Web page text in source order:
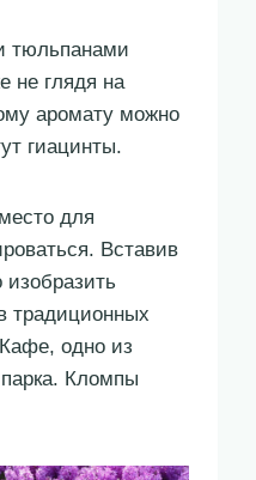
тюльпанами
не глядя на
аромату можно
гиацинты.
для
Вставив
традиционных
одно из
Кломпы